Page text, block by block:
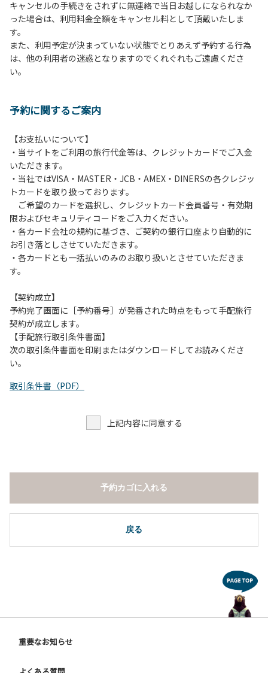
手続きを行ってください。
４、車両は、荷物の積み下ろし時以外は、駐車場にとめてく
ださい。
５、チェックアウトは、午前10時まで（日帰り使用の場合は
午後5時まで）です。チェックインの手続きを行っていない
方や使用人数が増えた場合は、必ず手続きを行ってくださ
ら午前10時までの間にゴミステーションに出してください。
は、お持ち帰りをお願いします。
【禁止事項】
カラオケ、発電機、地面での直火による焚き火、キャンプフ
ァイヤー、打ち上げ式花火、テントサウナの設置
【注意事項】
当キャンプ場のそばを流れる歴舟川は、上流で雨が降ると短
時間で増水し、川原で遊んでいると大変危険な状態になりや
すく、過去にも増水により人が流される事故が数件起きてい
（１）川原にテントやタープを張らない。
（２）雨が降ったときは川原で遊ばない。
（３）カムイコタン公園キャンプ場で雨が降らなくても、上
流で雨が降り急に増水することがあるので、水の濁りに注意
し、濁り始めたときには直ちに川原での遊びを中止する。
（４）キャンプ場の管理者や地元住民から川についての注意
キャンセルの手続きをされずに無連絡で当日お越しになられなか
った場合は、利用料金全額をキャンセル料として頂戴いたしま
す。
また、利用予定が決まっていない状態でとりあえず予約する行為
は、他の利用者の迷惑となりますのでくれぐれもご遠慮くださ
い。
予約に関するご案内
【お支払いについて】
・当サイトをご利用の旅行代金等は、クレジットカードでご入金
いただきます。
・当社ではVISA・MASTER・JCB・AMEX・DINERSの各クレジッ
トカードを取り扱っております。
ご希望のカードを選択し、クレジットカード会員番号・有効期
限およびセキュリティコードをご入力ください。
・各カード会社の規約に基づき、ご契約の銀行口座より自動的に
お引き落としさせていただきます。
・各カードとも一括払いのみのお取り扱いとさせていただきま
す。
【契約成立】
予約完了画面に［予約番号］が発番された時点をもって手配旅行
契約が成立します。
【手配旅行取引条件書面】
次の取引条件書面を印刷またはダウンロードしてお読みくださ
い。
取引条件書（PDF）
上記内容に同意する
戻る
予約カゴに入れる
重要なお知らせ